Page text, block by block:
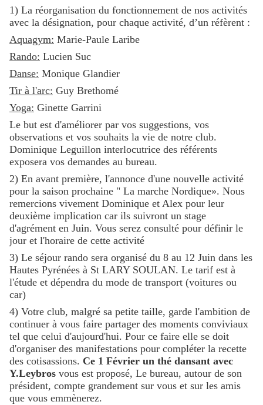
1) La réorganisation du fonctionnement de nos activités
avec la désignation, pour chaque activité, d’un réfèrent :
Aquagym: Marie-Paule Laribe
Rando: Lucien Suc
Danse: Monique Glandier
Tir à l'arc: Guy Brethomé
Yoga: Ginette Garrini
Le but est d'améliorer par vos suggestions, vos
observations et vos souhaits la vie de notre club.
Dominique Leguillon interlocutrice des référents
exposera vos demandes au bureau.
2) En avant première, l'annonce d'une nouvelle activité
pour la saison prochaine " La marche Nordique». Nous
remercions vivement Dominique et Alex pour leur
deuxième implication car ils suivront un stage
d'agrément en Juin. Vous serez consulté pour définir le
jour et l'horaire de cette activité
3) Le séjour rando sera organisé du 8 au 12 Juin dans les
Hautes Pyrénées à St LARY SOULAN. Le tarif est à
l'étude et dépendra du mode de transport (voitures ou
car)
4) Votre club, malgré sa petite taille, garde l'ambition de
continuer à vous faire partager des moments conviviaux
tel que celui d'aujourd'hui. Pour ce faire elle se doit
d'organiser des manifestations pour compléter la recette
des cotisassions. Ce 1 Février un thé dansant avec
Y.Leybros vous est proposé, Le bureau, autour de son
président, compte grandement sur vous et sur les amis
que vous emmènerez.